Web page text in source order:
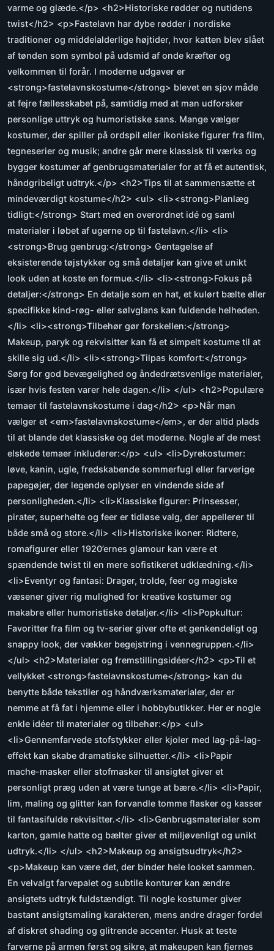
varme og glæde.</p> <h2>Historiske rødder og nutidens
twist</h2> <p>Fastelavn har dybe rødder i nordiske
traditioner og middelalderlige højtider, hvor katten blev slået
af tønden som symbol på udsmid af onde kræfter og
velkommen til forår. I moderne udgaver er
<strong>fastelavnskostume</strong> blevet en sjov måde
at fejre fællesskabet på, samtidig med at man udforsker
personlige uttryk og humoristiske sans. Mange vælger
kostumer, der spiller på ordspil eller ikoniske figurer fra film,
tegneserier og musik; andre går mere klassisk til værks og
bygger kostumer af genbrugsmaterialer for at få et autentisk,
håndgribeligt udtryk.</p> <h2>Tips til at sammensætte et
mindeværdigt kostume</h2> <ul> <li><strong>Planlæg
tidligt:</strong> Start med en overordnet idé og saml
materialer i løbet af ugerne op til fastelavn.</li> <li>
<strong>Brug genbrug:</strong> Gentagelse af
eksisterende tøjstykker og små detaljer kan give et unikt
look uden at koste en formue.</li> <li><strong>Fokus på
detaljer:</strong> En detalje som en hat, et kulørt bælte eller
specifikke kind-røg- eller sølvglans kan fuldende helheden.
</li> <li><strong>Tilbehør gør forskellen:</strong>
Makeup, paryk og rekvisitter kan få et simpelt kostume til at
skille sig ud.</li> <li><strong>Tilpas komfort:</strong>
Sørg for god bevægelighed og åndedrætsvenlige materialer,
især hvis festen varer hele dagen.</li> </ul> <h2>Populære
temaer til fastelavnskostume i dag</h2> <p>Når man
vælger et <em>fastelavnskostume</em>, er der altid plads
til at blande det klassiske og det moderne. Nogle af de mest
elskede temaer inkluderer:</p> <ul> <li>Dyrekostumer:
løve, kanin, ugle, fredskabende sommerfugl eller farverige
papegøjer, der legende oplyser en vindende side af
personligheden.</li> <li>Klassiske figurer: Prinsesser,
pirater, superhelte og feer er tidløse valg, der appellerer til
både små og store.</li> <li>Historiske ikoner: Ridtere,
romafigurer eller 1920’ernes glamour kan være et
spændende twist til en mere sofistikeret udklædning.</li>
<li>Eventyr og fantasi: Drager, trolde, feer og magiske
væsener giver rig mulighed for kreative kostumer og
makabre eller humoristiske detaljer.</li> <li>Popkultur:
Favoritter fra film og tv-serier giver ofte et genkendeligt og
snappy look, der vækker begejstring i vennegruppen.</li>
</ul> <h2>Materialer og fremstillingsidéer</h2> <p>Til et
vellykket <strong>fastelavnskostume</strong> kan du
benytte både tekstiler og håndværksmaterialer, der er
nemme at få fat i hjemme eller i hobbybutikker. Her er nogle
enkle idéer til materialer og tilbehør:</p> <ul>
<li>Gennemfarvede stofstykker eller kjoler med lag-på-lag-
effekt kan skabe dramatiske silhuetter.</li> <li>Papir
mache-masker eller stofmasker til ansigtet giver et
personligt præg uden at være tunge at bære.</li> <li>Papir,
lim, maling og glitter kan forvandle tomme flasker og kasser
til fantasifulde rekvisitter.</li> <li>Genbrugsmaterialer som
karton, gamle hatte og bælter giver et miljøvenligt og unikt
udtryk.</li> </ul> <h2>Makeup og ansigtsudtryk</h2>
<p>Makeup kan være det, der binder hele looket sammen.
En velvalgt farvepalet og subtile konturer kan ændre
ansigtets udtryk fuldstændigt. Til nogle kostumer giver
bastant ansigtsmaling karakteren, mens andre drager fordel
af diskret shading og glitrende accenter. Husk at teste
farverne på armen først og sikre, at makeupen kan fjernes